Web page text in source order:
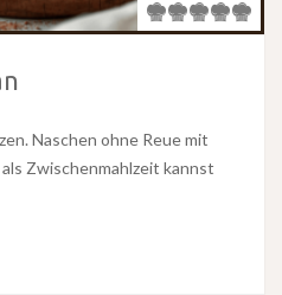
Naschen ohne Reue mit
Zwischenmahlzeit kannst